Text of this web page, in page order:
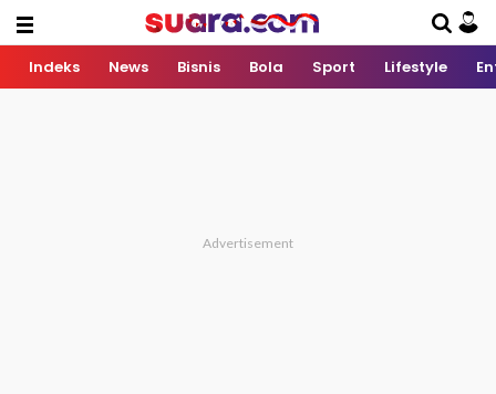
Indeks News Bisnis Bola Sport Lifestyle